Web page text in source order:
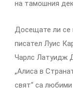
на тамошния
Досещате ли се
писател Луис
Чарлс Латуидж
„Алиса в
свят“ са